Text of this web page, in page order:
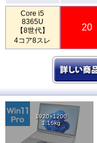
Core i5
8365U
【8世代】
4コア8スレ
20
1920×1200
1.16kg